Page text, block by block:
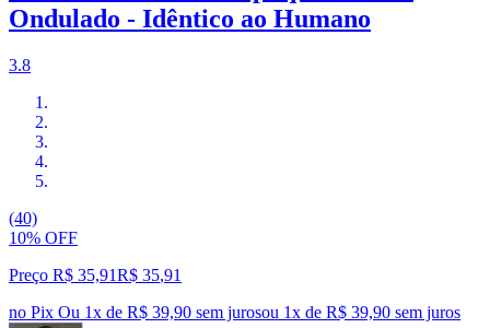
Ondulado - Idêntico ao Humano
3.8
(40)
10% OFF
Preço R$ 35,91R$ 35,91
no Pix Ou 1x de R$ 39,90 sem jurosou 1x de R$ 39,90 sem juros